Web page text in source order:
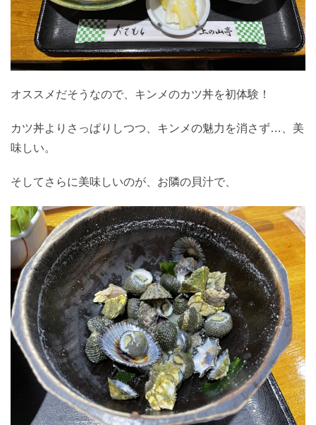
オススメだそうなので、キンメのカツ丼を初体験！
カツ丼よりさっぱりしつつ、キンメの魅力を消さず…、美
味しい。
そしてさらに美味しいのが、お隣の貝汁で、